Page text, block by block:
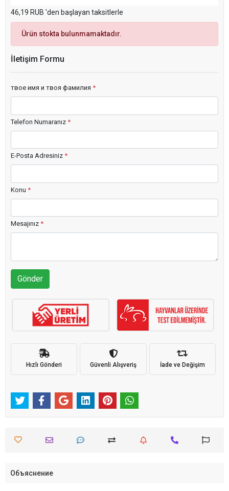
46,19 RUB 'den başlayan taksitlerle
Ürün stokta bulunmamaktadır.
İletişim Formu
твое имя и твоя фамилия *
Telefon Numaranız *
E-Posta Adresiniz *
Konu *
Mesajınız *
Gönder
Hızlı Gönderi Güvenli Alışveriş İade ve Değişim
Объяснение